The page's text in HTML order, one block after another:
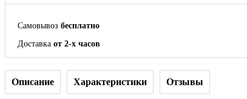
Самовывоз бесплатно
Доставка от 2-х часов
Описание Характеристики Отзывы